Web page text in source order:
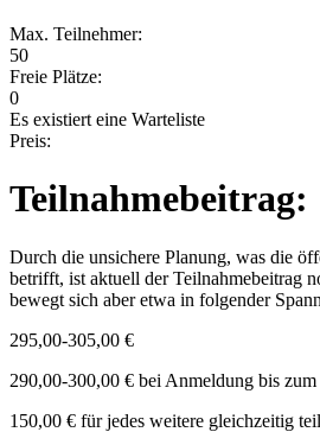
Max. Teilnehmer:
50
Freie Plätze:
0
Es existiert eine Warteliste
Preis:
Teilnahmebeitrag:
Durch die unsichere Planung, was die
betrifft, ist aktuell der Teilnahmebeitrag
bewegt sich aber etwa in folgender
295,00-305,00 €
290,00-300,00 € bei Anmeldung bis
150,00 € für jedes weitere gleichzeitig